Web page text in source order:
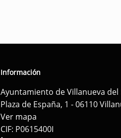
Información
Ayuntamiento de Villanueva del
Plaza de España, 1 - 06110
Ver mapa
CIF: P0615400I